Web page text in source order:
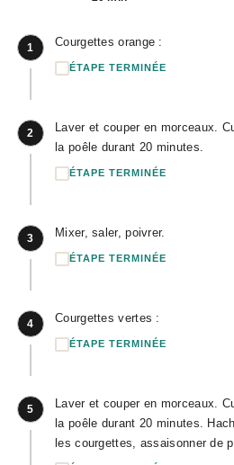
1 Courgettes orange :
ÉTAPE TERMINÉE
2
Laver et couper en morceaux.
la poêle durant 20 minutes.
ÉTAPE TERMINÉE
3 Mixer, saler, poivrer.
ÉTAPE TERMINÉE
4 Courgettes vertes :
ÉTAPE TERMINÉE
5
Laver et couper en morceaux.
la poêle durant 20 minutes.
les courgettes, assaisonner de